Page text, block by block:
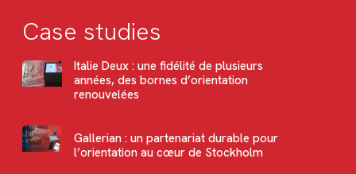
Case studies
Italie Deux : une fidélité de plusieurs
années, des bornes d’orientation
renouvelées
Gallerian : un partenariat durable pour
l’orientation au cœur de Stockholm